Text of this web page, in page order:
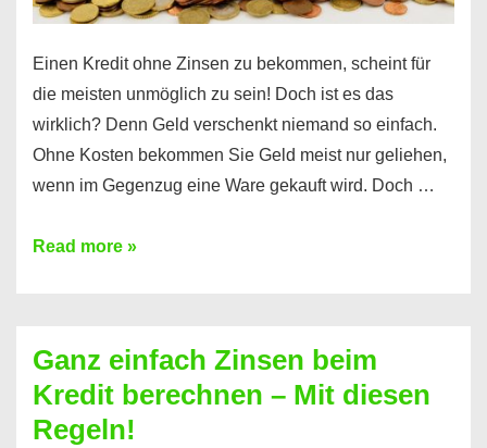
Einen Kredit ohne Zinsen zu bekommen, scheint für
die meisten unmöglich zu sein! Doch ist es das
wirklich? Denn Geld verschenkt niemand so einfach.
Ohne Kosten bekommen Sie Geld meist nur geliehen,
wenn im Gegenzug eine Ware gekauft wird. Doch …
Einen
bekommen?
So
ist
Read more »
Ganz einfach Zinsen beim
Kredit berechnen – Mit diesen
Regeln!